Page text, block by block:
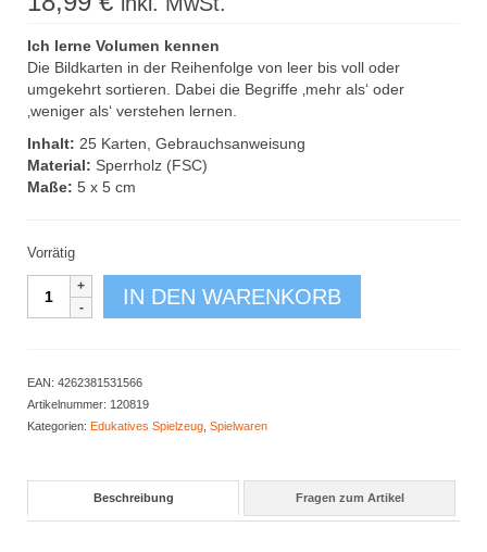
Ich lerne Volumen kennen
Die Bildkarten in der Reihenfolge von leer bis voll oder
umgekehrt sortieren. Dabei die Begriffe ‚mehr als‘ oder
‚weniger als‘ verstehen lernen.
Inhalt: 25 Karten, Gebrauchsanweisung
Material: Sperrholz (FSC)
Maße: 5 x 5 cm
Vorrätig
full
IN DEN WARENKORB
EAN: 4262381531566
Artikelnummer: 120819
Kategorien: Edukatives Spielzeug Spielwaren
Beschreibung Fragen zum Artikel